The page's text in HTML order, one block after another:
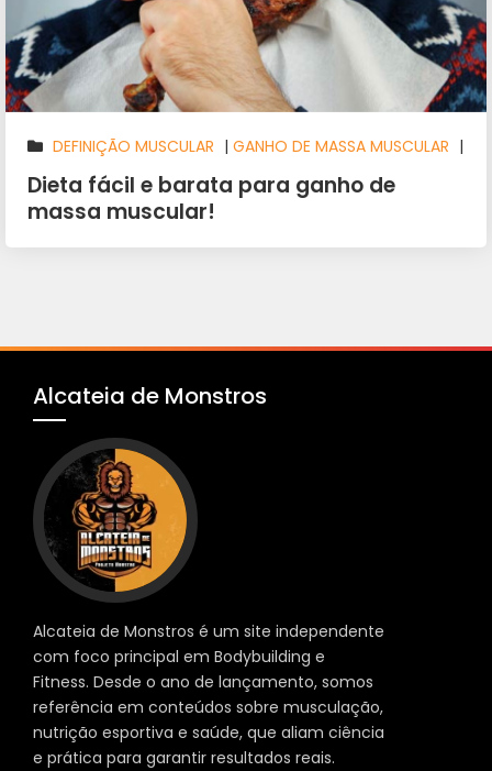
DEFINIÇÃO MUSCULAR | GANHO DE MASSA MUSCULAR |
NUTRIÇÃO
SAÚDE E BEM ESTAR
Dieta fácil e barata para ganho de
massa muscular!
Alcateia de Monstros
Alcateia de Monstros é um site independente
com foco principal em Bodybuilding e
Fitness. Desde o ano de lançamento, somos
referência em conteúdos sobre musculação,
nutrição esportiva e saúde, que aliam ciência
e prática para garantir resultados reais.